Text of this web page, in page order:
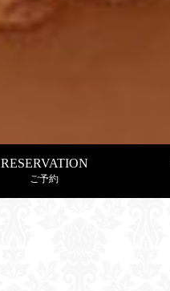
RESERVATION
ご予約